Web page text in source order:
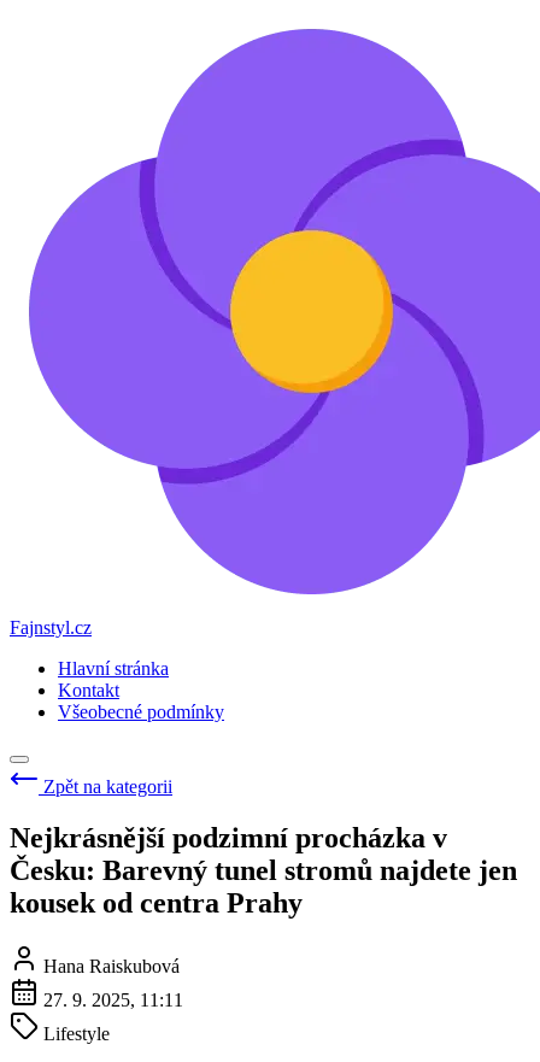
Fajnstyl.cz
Hlavní stránka
Kontakt
Všeobecné podmínky
Zpět na kategorii
Nejkrásnější podzimní procházka v
Česku: Barevný tunel stromů najdete jen
kousek od centra Prahy
Hana Raiskubová
27. 9. 2025, 11:11
Lifestyle